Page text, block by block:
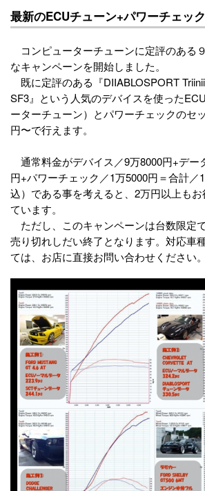
最新のECUチューン+パワーチェッ
コンピューターチューンに定評のある
なキャンペーンを開始しました。
既に定評のある『DIIABLOSPORT
SF3』という人気のデバイスを使った
ーターチューン）とパワーチェックのセ
円〜で行えます。
通常料金がデバイス／9万8000円+デー
円+パワーチェック／1万5000円＝合計／
込）である事を考えると、2万円以上も
ています。
ただし、このキャンペーンは台数限定
売り切れしだい終了となります。対応車
ては、お店に直接お問い合わせください。